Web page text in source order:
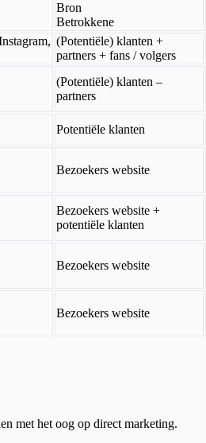
Bron
Betrokkene
(Potentiële) klanten +
partners + fans / volgers
(Potentiële) klanten –
partners
Potentiële klanten
Bezoekers website
Bezoekers website +
potentiële klanten
Bezoekers website
Bezoekers website
met het oog op direct marketing.